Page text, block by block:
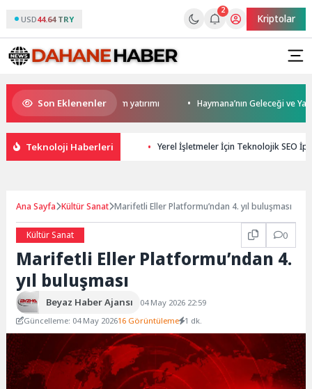
USD44.64 TRY
2
Kriptolar
Son Eklenenler
Darıca’ya modern ulaşım yatırımı Haymana’nın Geleceği ve
Teknoloji Haberleri Yerel İşletmeler İçin Teknolojik SEO
Ana Sayfa Kültür Sanat Marifetli Eller Platformu’ndan 4. yıl buluşması
Kültür Sanat 0
Marifetli Eller Platformu’ndan 4.
yıl buluşması
Beyaz Haber Ajansı
04 May 2026 22:59
Güncelleme: 04 May 202616 Görüntüleme 1 dk.